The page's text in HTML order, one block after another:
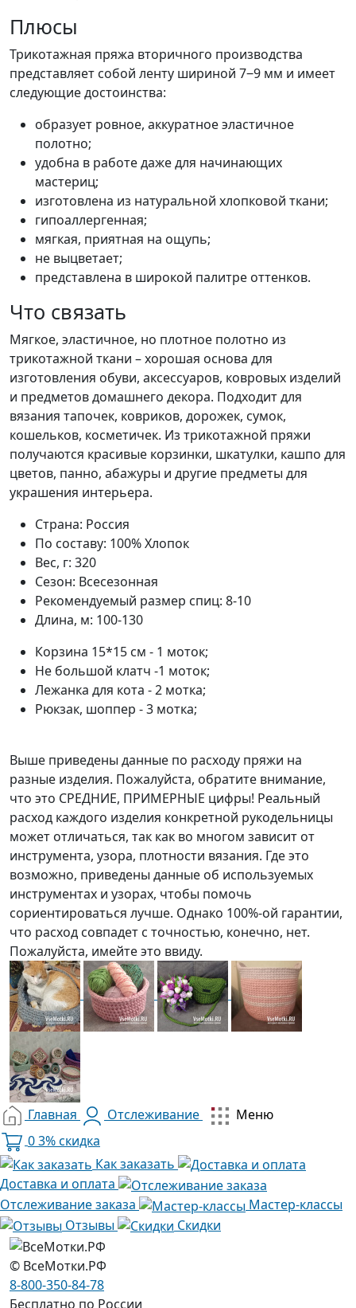
Плюсы
Трикотажная пряжа вторичного производства
представляет собой ленту шириной 7‒9 мм и имеет
следующие достоинства:
образует ровное, аккуратное эластичное
полотно;
удобна в работе даже для начинающих
мастериц;
изготовлена из натуральной хлопковой ткани;
гипоаллергенная;
мягкая, приятная на ощупь;
не выцветает;
представлена в широкой палитре оттенков.
Что связать
Мягкое, эластичное, но плотное полотно из
трикотажной ткани – хорошая основа для
изготовления обуви, аксессуаров, ковровых изделий
и предметов домашнего декора. Подходит для
вязания тапочек, ковриков, дорожек, сумок,
кошельков, косметичек. Из трикотажной пряжи
получаются красивые корзинки, шкатулки, кашпо для
цветов, панно, абажуры и другие предметы для
украшения интерьера.
Страна: Россия
По составу: 100% Хлопок
Вес, г: 320
Сезон: Всесезонная
Рекомендуемый размер спиц: 8-10
Длина, м: 100-130
Корзина 15*15 см - 1 моток;
Не большой клатч -1 моток;
Лежанка для кота - 2 мотка;
Рюкзак, шоппер - 3 мотка;
Выше приведены данные по расходу пряжи на
разные изделия. Пожалуйста, обратите внимание,
что это СРЕДНИЕ, ПРИМЕРНЫЕ цифры! Реальный
расход каждого изделия конкретной рукодельницы
может отличаться, так как во многом зависит от
инструмента, узора, плотности вязания. Где это
возможно, приведены данные об используемых
инструментах и узорах, чтобы помочь
сориентироваться лучше. Однако 100%-ой гарантии,
что расход совпадет с точностью, конечно, нет.
Пожалуйста, имейте это ввиду.
Главная Отслеживание
Меню
03% скидка
Как заказать
Доставка и оплата
Отслеживание заказа
Мастер-классы
Отзывы
Скидки
© ВсеМотки.РФ
8-800-350-84-78
Бесплатно по России